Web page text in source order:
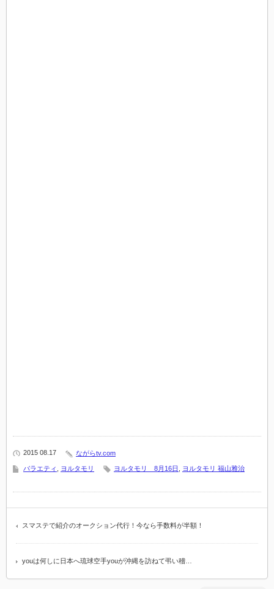
2015 08.17 ながらtv.com
バラエティ ヨルタモリ ヨルタモリ 8月16日 ヨルタモリ 福山雅治
スマステで紹介のオークション代行！今なら手数料が半額！
youは何しに日本へ琉球空手youが沖縄を訪ねて弔い稽…